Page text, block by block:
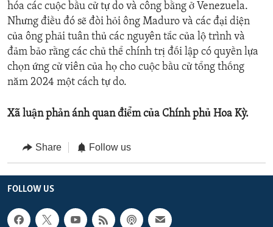
hóa các cuộc bầu cử tự do và công bằng ở Venezuela.
Nhưng điều đó sẽ đòi hỏi ông Maduro và các đại diện
của ông phải tuân thủ các nguyên tắc của lộ trình và
đảm bảo rằng các chủ thể chính trị đối lập có quyền lựa
chọn ứng cử viên của họ cho cuộc bầu cử tổng thống
năm 2024 một cách tự do.
Xã luận phản ánh quan điểm của Chính phủ Hoa Kỳ.
Share Follow us
FOLLOW US